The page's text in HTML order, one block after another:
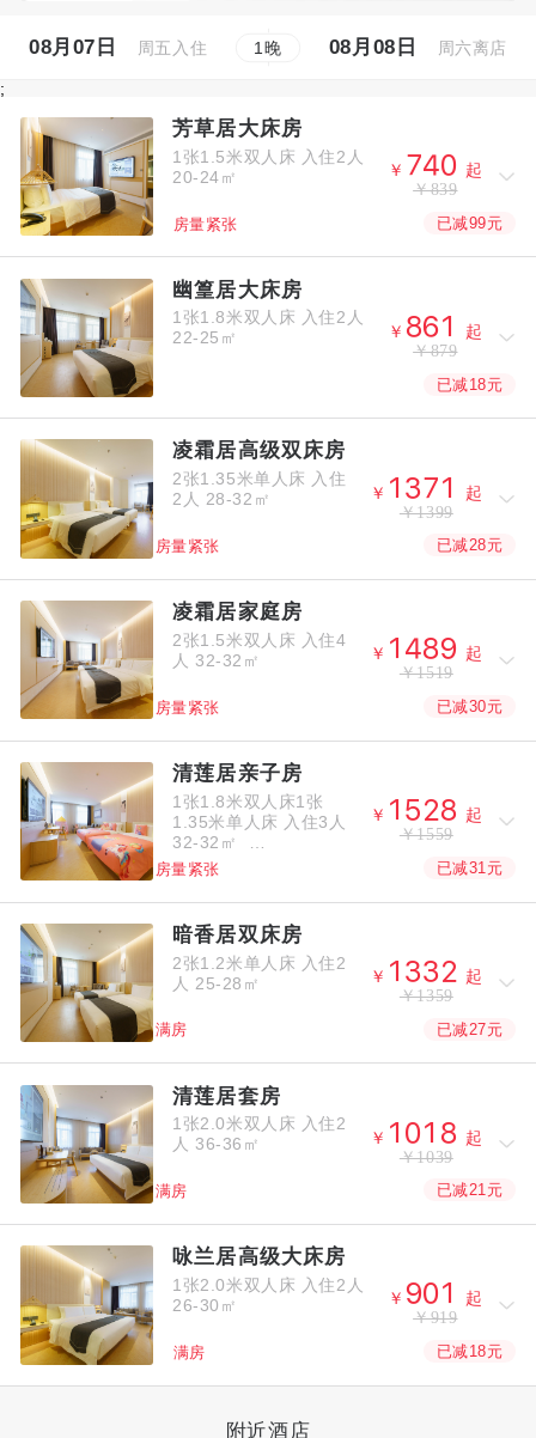
08月07日 周五入住 1晚 08月08日 周六离店
;
芳草居大床房
1张1.5米双人床 入住2人
20-24㎡
￥ 
起
￥839
房量紧张 已减99元
幽篁居大床房
1张1.8米双人床 入住2人
22-25㎡
￥ 
起
￥879
已减18元
凌霜居高级双床房
2张1.35米单人床 入住
2人 28-32㎡ ￥    
起
￥1399
房量紧张 已减28元
凌霜居家庭房
2张1.5米双人床 入住4
人
32-32㎡ ￥  
起
￥1519
房量紧张 已减30元
清莲居亲子房
1张1.8米双人床1张
1.35米单人床 入住3人
32-32㎡
￥   
起
￥1559
房量紧张 已减31元
暗香居双床房
2张1.2米单人床 入住2
人
25-28㎡ ￥  
起
￥1359
满房 已减27元
清莲居套房
1张2.0米双人床 入住2
人 36-36㎡ ￥    
起
￥1039
满房 已减21元
咏兰居高级大床房
1张2.0米双人床 入住2人
26-30㎡
￥  
起
￥919
满房 已减18元
附近酒店